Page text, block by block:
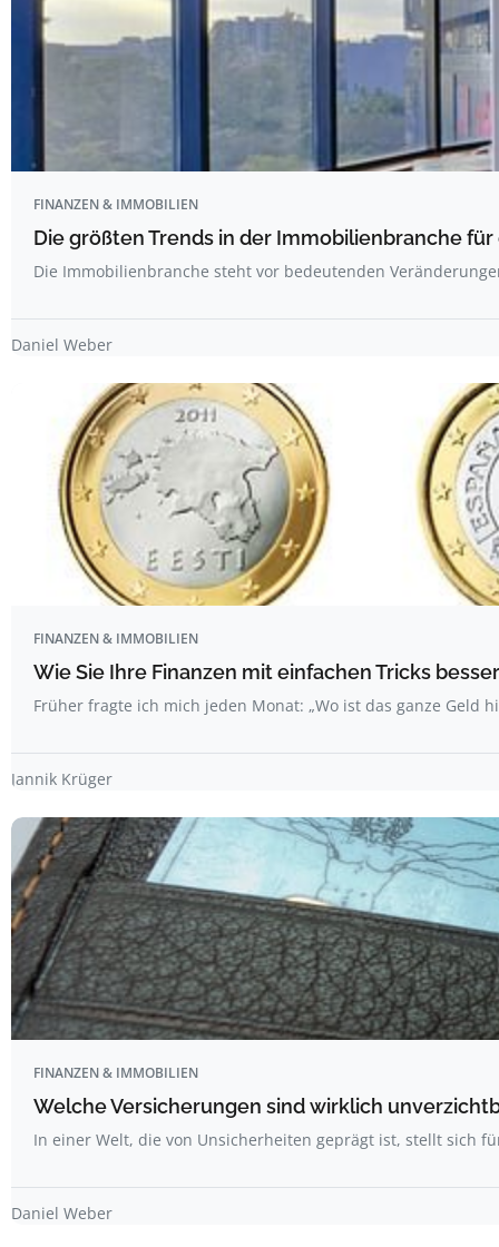
FINANZEN & IMMOBILIEN
Die größten Trends in der Immobilienbranche
Die Immobilienbranche steht vor bedeutenden
Daniel Weber
FINANZEN & IMMOBILIEN
Wie Sie Ihre Finanzen mit einfachen Tricks
Früher fragte ich mich jeden Monat: „Wo ist das ganze Geld
Jannik Krüger
FINANZEN & IMMOBILIEN
Welche Versicherungen sind wirklich
In einer Welt, die von Unsicherheiten geprägt ist, stellt sich
Daniel Weber